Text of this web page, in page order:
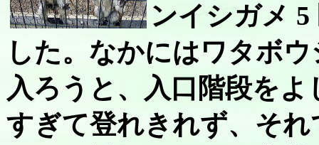
ンイシガメ
した。なかにはワタボ
入ろうと、入口階段を
すぎて登れきれず、そ